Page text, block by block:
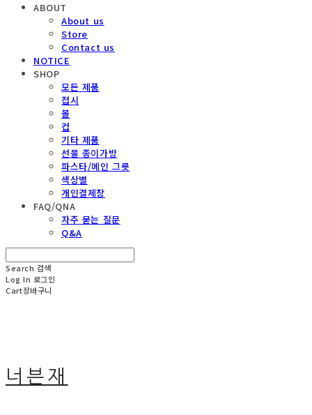
ABOUT
About us
Store
Contact us
NOTICE
SHOP
모든 제품
접시
볼
컵
기타 제품
선물 종이가방
파스타/메인 그릇
색상별
개인결제창
FAQ/QNA
자주 묻는 질문
Q&A
Search 검색
Log In 로그인
Cart장바구니
너븐재